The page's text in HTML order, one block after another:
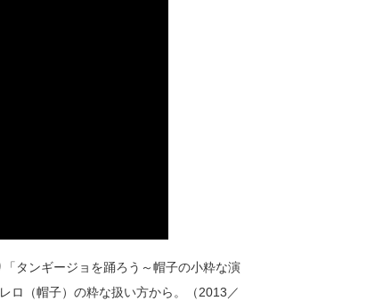
タンギージョを踊ろう～帽子の小粋な演
（帽子）の粋な扱い方から。（2013／